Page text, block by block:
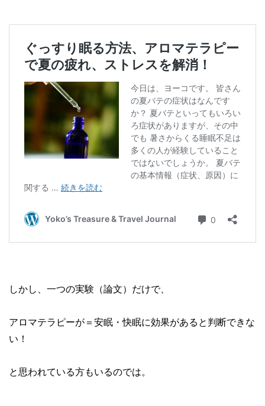
しかし、一つの実験（論文）だけで、
アロマテラピーが＝安眠・快眠に効果があると判断できな
い！
と思われている方もいるのでは。